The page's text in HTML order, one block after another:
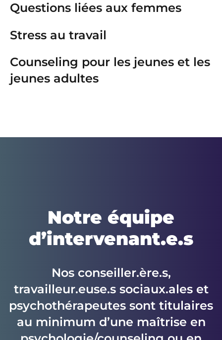
Questions liées aux femmes
Stress au travail
Counseling pour les jeunes et les
jeunes adultes
Notre équipe
d’intervenant.e.s
Nos conseiller.ère.s,
travailleur.euse.s sociaux.ales et
psychothérapeutes sont titulaires
au minimum d’une maîtrise en